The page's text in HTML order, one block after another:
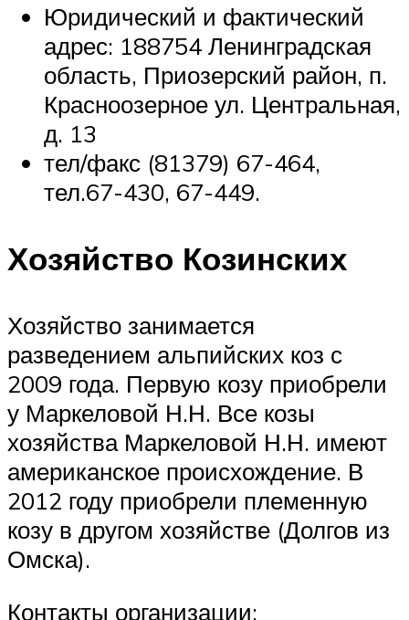
Юридический и фактический
адрес: 188754 Ленинградская
область, Приозерский район, п.
Красноозерное ул. Центральная,
д. 13
тел/факс (81379) 67-464,
тел.67-430, 67-449.
Хозяйство Козинских
Хозяйство занимается
разведением альпийских коз с
2009 года. Первую козу приобрели
у Маркеловой Н.Н. Все козы
хозяйства Маркеловой Н.Н. имеют
американское происхождение. В
2012 году приобрели племенную
козу в другом хозяйстве (Долгов из
Омска).
Контакты организации: